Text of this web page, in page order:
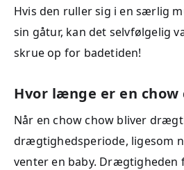
Hvis den ruller sig i en særlig
sin gåtur, kan det selvfølgelig
skrue op for badetiden!
Hvor længe er en
Når en chow chow bliver
drægtighedsperiode, ligesom
venter en baby. Drægtigheden